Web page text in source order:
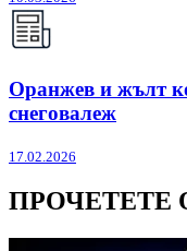
Оранжев и жълт
снеговалеж
17.02.2026
ПРОЧЕТЕТЕ